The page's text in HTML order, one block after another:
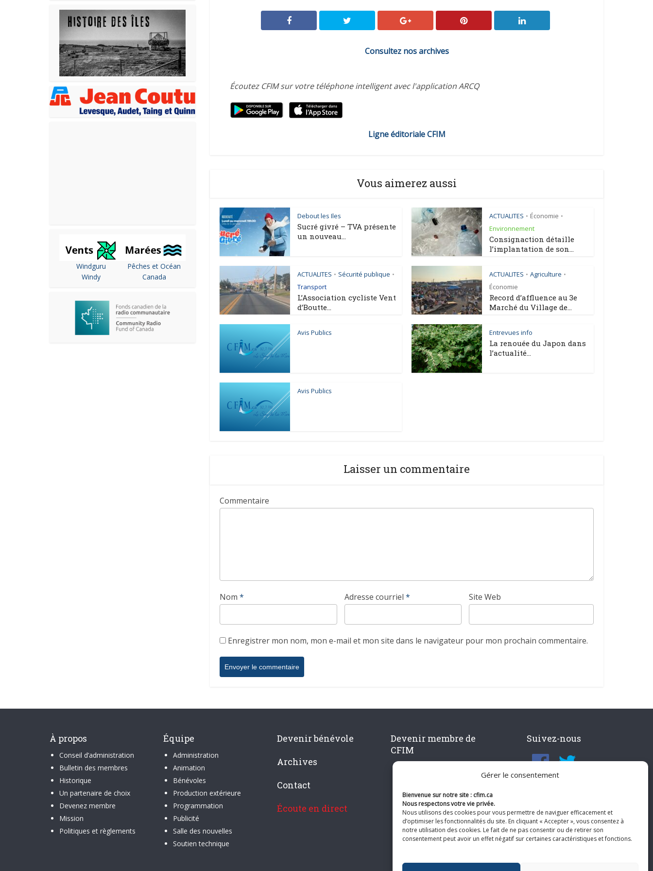
Gérer le consentement
Bienvenue sur notre site : cfim.ca
Nous respectons votre vie privée.
Nous utilisons des cookies pour vous permettre de naviguer efficacement et
d’optimiser les fonctionnalités du site. En cliquant « Accepter », vous consentez à
notre utilisation des cookies. Le fait de ne pas consentir ou de retirer son
consentement peut avoir un effet négatif sur certaines caractéristiques et fonctions.
Windguru
Windy
Pêches et Océan
Canada
Consultez nos archives
Écoutez CFIM sur votre téléphone intelligent avec l'application ARCQ
Ligne éditoriale CFIM
Vous aimerez aussi
Debout les Iles
Sucré givré – TVA présente
un nouveau...
ACTUALITES • Économie •
Environnement
Consignaction détaille
l’implantation de son...
ACTUALITES • Sécurité publique •
Transport
L’Association cycliste Vent
d’Boutte...
ACTUALITES • Agriculture •
Économie
Record d’affluence au 3e
Marché du Village de...
Avis Publics Entrevues info
La renouée du Japon dans
l’actualité...
Avis Publics
Laisser un commentaire
Commentaire
Nom * Adresse courriel * Site Web
Enregistrer mon nom, mon e-mail et mon site dans le navigateur pour mon prochain commentaire.
À propos
Conseil d’administration
Bulletin des membres
Historique
Un partenaire de choix
Devenez membre
Mission
Politiques et règlements
Équipe
Administration
Animation
Bénévoles
Production extérieure
Programmation
Publicité
Salle des nouvelles
Soutien technique
Devenir bénévole
Archives
Contact
Écoute en direct
Devenir membre de
CFIM
Suivez-nous